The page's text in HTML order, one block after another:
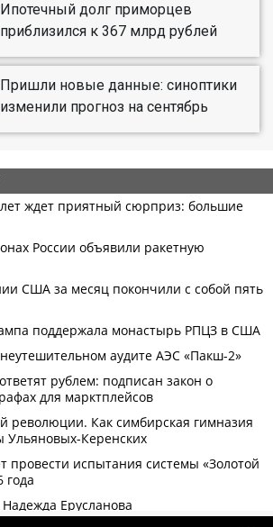
Ипотечный долг приморцев
приблизился к 367 млрд рублей
Пришли новые данные: синоптики
изменили прогноз на сентябрь